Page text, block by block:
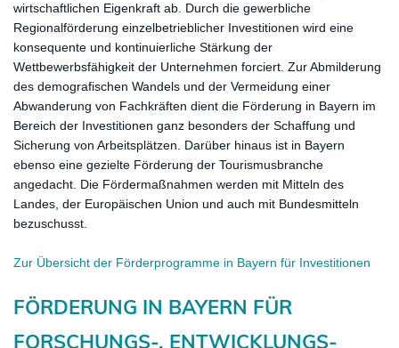
wirtschaftlichen Eigenkraft ab. Durch die gewerbliche
Regionalförderung einzelbetrieblicher Investitionen wird eine
konsequente und kontinuierliche Stärkung der
Wettbewerbsfähigkeit der Unternehmen forciert. Zur Abmilderung
des demografischen Wandels und der Vermeidung einer
Abwanderung von Fachkräften dient die Förderung in Bayern im
Bereich der Investitionen ganz besonders der Schaffung und
Sicherung von Arbeitsplätzen. Darüber hinaus ist in Bayern
ebenso eine gezielte Förderung der Tourismusbranche
angedacht. Die Fördermaßnahmen werden mit Mitteln des
Landes, der Europäischen Union und auch mit Bundesmitteln
bezuschusst.
Zur Übersicht der Förderprogramme in Bayern für Investitionen
FÖRDERUNG IN BAYERN FÜR
FORSCHUNGS-, ENTWICKLUNGS-